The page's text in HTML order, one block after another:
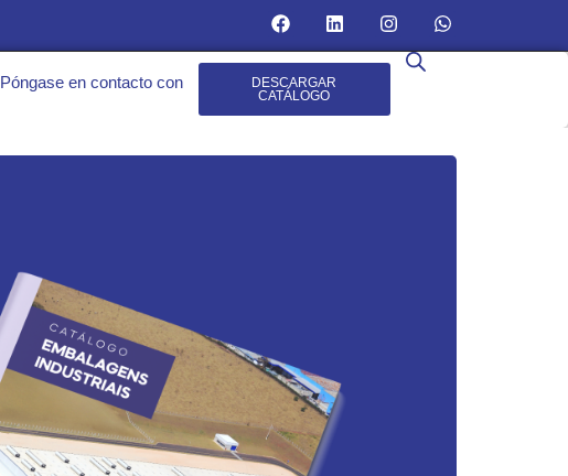
Póngase en contacto con
DESCARGAR
CATÁLOGO